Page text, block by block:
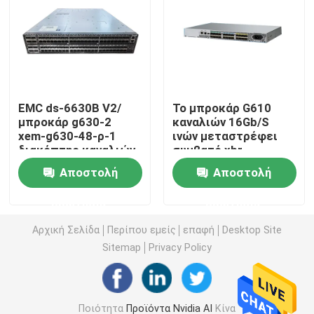
ενότητα 25G SFP28
Οπτικός πομποδέκτης Finisar
κάρτα προσαρμοστών δικτύων
Άδεια ΛΟΒΩΝ μπροκάρ
EMC ds-6630B V2/
μπροκάρ g630-2
xem-g630-48-ρ-1
διακόπτης καναλιών
SAN ινών 128-
λιμένων 32Gb 2U
Αποστολή
Το μπροκάρ G610
καναλιών 16Gb/S
ινών μεταστρέφει
συμβατό xbr-
R000162
Αποστολή
Αρχική Σελίδα Περίπου εμείς επαφή
Desktop Site
Sitemap
Privacy Policy
Ποιότητα Προϊόντα Nvidia AI Κίνα